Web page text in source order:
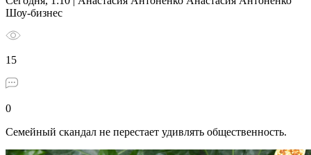
Шоу-бизнес
15
0
Семейный скандал не перестает удивлять общественность.